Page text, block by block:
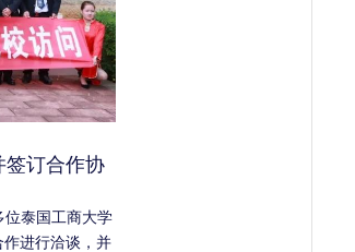
订合作协
泰国工商大学
进行洽谈，并